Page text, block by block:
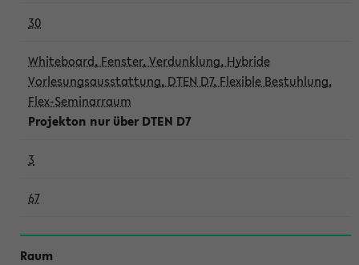
30
Whiteboard, Fenster, Verdunklung, Hybride
Vorlesungsausstattung, DTEN D7, Flexible Bestuhlung,
Flex-Seminarraum
Projekton nur über DTEN D7
3
67